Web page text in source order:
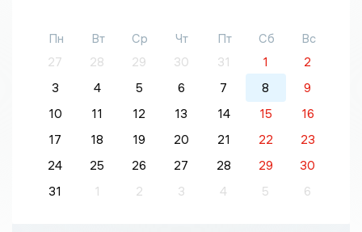
Пн Вт Ср Чт Пт Сб
Вс
27
28 29 30 31 1
2
3
4 5 6 7 8
9
10
11 12 13 14 15
16
17
18 19 20 21 22
23
24
25 26 27 28 29
30
31
1 2 3 4 5 6